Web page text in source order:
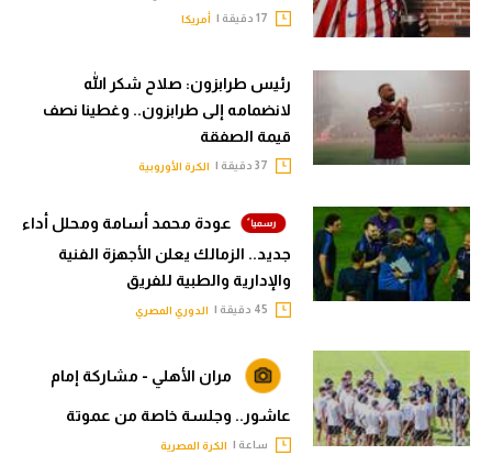
أمريكا
رئيس طرابزون: صلاح شكر الله
لانضمامه إلى طرابزون.. وغطينا نصف
قيمة الصفقة
الكرة الأوروبية
عودة محمد أسامة ومحلل أداء
جديد.. الزمالك يعلن الأجهزة الفنية
والإدارية والطبية للفريق
الدوري المصري
مران الأهلي - مشاركة إمام
عاشور.. وجلسة خاصة من عموتة
ساعة | الكرة المصرية